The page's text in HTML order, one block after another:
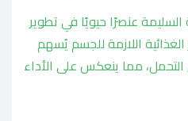
السليمة عنصرًا حيويًا في تطوير
الغذائية اللازمة للجسم يُسهم
مما ينعكس على الأداء